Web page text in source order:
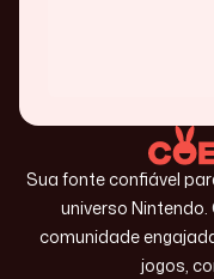
Sua fonte confiável
universo
comunidade
jogos,